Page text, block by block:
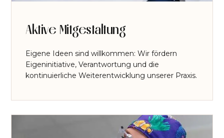
Aktive Mitgestaltung
Eigene Ideen sind willkommen: Wir fördern
Eigeninitiative, Verantwortung und die
kontinuierliche Weiterentwicklung unserer Praxis.